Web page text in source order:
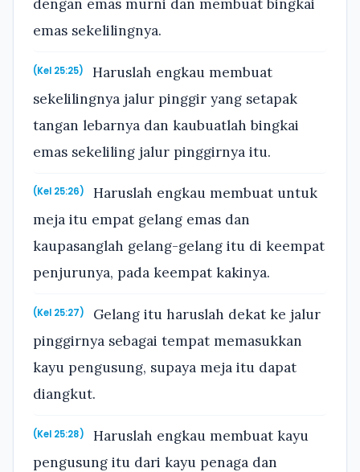
dengan emas murni dan membuat bingkai
emas sekelilingnya.
(Kel 25:25)
Haruslah engkau membuat
sekelilingnya jalur pinggir yang setapak
tangan lebarnya dan kaubuatlah bingkai
emas sekeliling jalur pinggirnya itu.
(Kel 25:26)
Haruslah engkau membuat untuk
meja itu empat gelang emas dan
kaupasanglah gelang-gelang itu di keempat
penjurunya, pada keempat kakinya.
(Kel 25:27)
Gelang itu haruslah dekat ke jalur
pinggirnya sebagai tempat memasukkan
kayu pengusung, supaya meja itu dapat
diangkut.
(Kel 25:28)
Haruslah engkau membuat kayu
pengusung itu dari kayu penaga dan